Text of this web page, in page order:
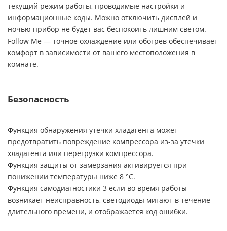
текущий режим работы, проводимые настройки и
информационные коды. Можно отключить дисплей и
ночью прибор не будет вас беспокоить лишним светом.
Follow Me — точное охлаждение или обогрев обеспечивает
комфорт в зависимости от вашего местоположения в
комнате.
Безопасность
Функция обнаружения утечки хладагента может
предотвратить повреждение компрессора из-за утечки
хладагента или перегрузки компрессора.
Функция защиты от замерзания активируется при
понижении температуры ниже 8 °C.
Функция самодиагностики 3 если во время работы
возникает неисправность, светодиоды мигают в течение
длительного времени, и отображается код ошибки.